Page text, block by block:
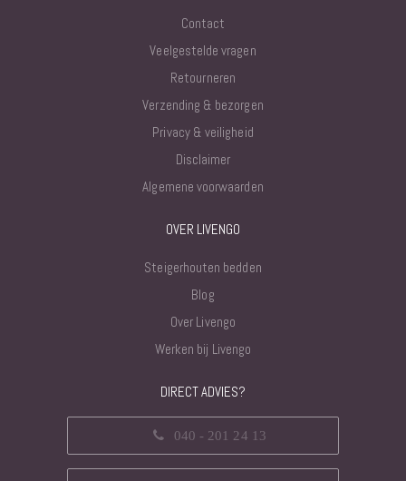
Contact
Veelgestelde vragen
Retourneren
Verzending & bezorgen
Privacy & veiligheid
Disclaimer
Algemene voorwaarden
OVER LIVENGO
Steigerhouten bedden
Blog
Over Livengo
Werken bij Livengo
DIRECT ADVIES?
040 - 201 24 13